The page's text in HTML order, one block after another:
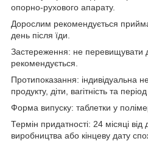
опорно-рухового апарату.
Дорослим рекомендується
день після їди.
Застереження: не перевищувати
рекомендується.
Протипоказання: індивідуальна
продукту, діти, вагітність та період
Форма випуску: таблетки у
Термін придатності: 24 місяці
виробництва або кінцеву дату